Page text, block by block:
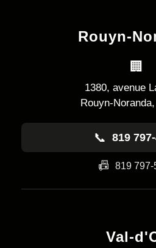
Rouyn-
🏢
1380, avenue
Rouyn-
📞 819
📠 819 797-
Val-